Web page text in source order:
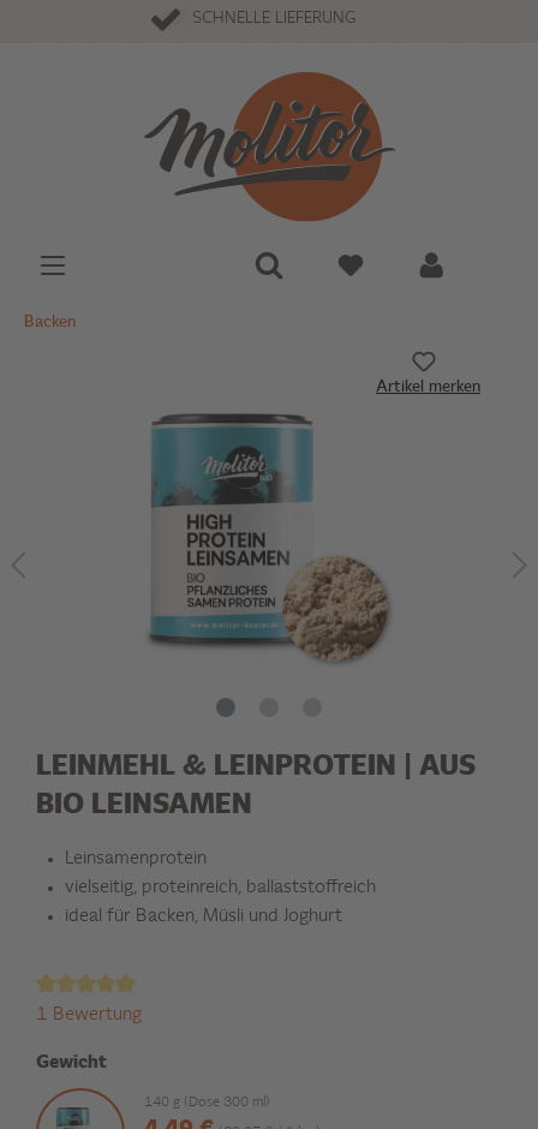
SCHNELLE LIEFERUNG
Backen
Artikel merken
LEINMEHL & LEINPROTEIN | AUS
BIO LEINSAMEN
Leinsamenprotein
vielseitig, proteinreich, ballaststoffreich
ideal für Backen, Müsli und Joghurt
1 Bewertung
Gewicht
140 g (Dose 300 ml)